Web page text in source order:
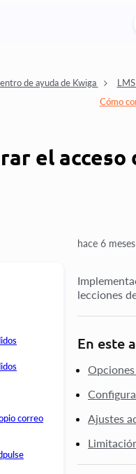
de ayuda de Kwiga
Cómo
el
correo
hace 6
lecciones
En este
Ajustes